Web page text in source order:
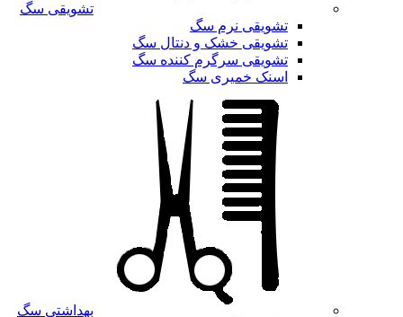
تشویقی سگ
تشویقی نرم سگ
تشویقی خشک و دنتال سگ
تشویقی سرگرم کننده سگ
اسنک خمیری سگ
بهداشتی سگ